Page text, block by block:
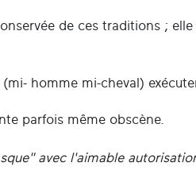
de ces traditions ; elle
homme mi-cheval)
parfois même obscène.
avec l'aimable